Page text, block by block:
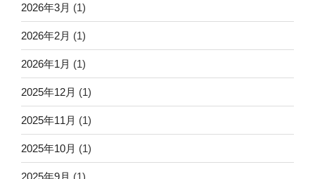
2026年3月 (1)
2026年2月 (1)
2026年1月 (1)
2025年12月 (1)
2025年11月 (1)
2025年10月 (1)
2025年9月 (1)